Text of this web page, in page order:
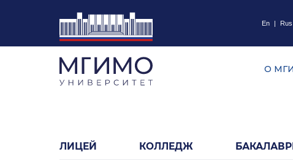
En | Rus
О
ЛИЦЕЙ КОЛЛЕДЖ